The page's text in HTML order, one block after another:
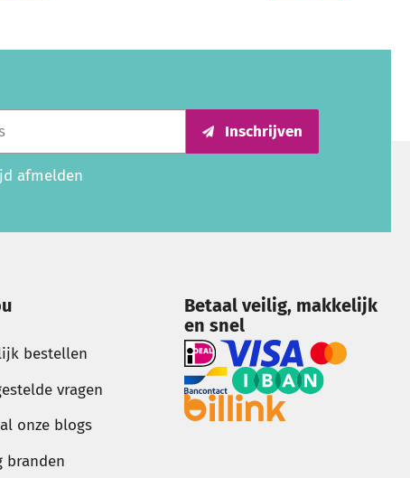
Inschrijven
afmelden
bestellen
vragen
onze blogs
branden
Betaal veilig, makkelijk
en snel